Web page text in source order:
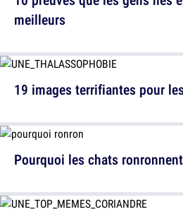
meilleurs
Pourquoi les chats
19 images terrifiantes pour